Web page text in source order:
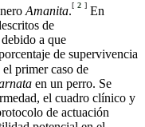
Amanita.[ 2 ] En
de
a que
de supervivencia
primer caso de
en un perro. Se
el cuadro clínico y
de actuación